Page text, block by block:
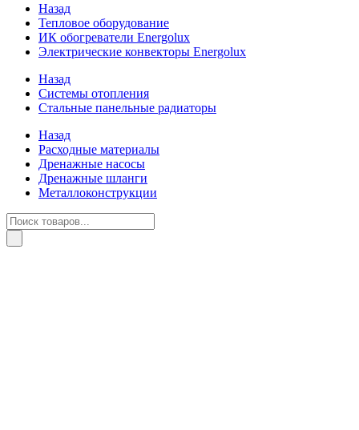
Назад
Тепловое оборудование
ИК обогреватели Energolux
Электрические конвекторы Energolux
Назад
Системы отопления
Стальные панельные радиаторы
Назад
Расходные материалы
Дренажные насосы
Дренажные шланги
Металлоконструкции